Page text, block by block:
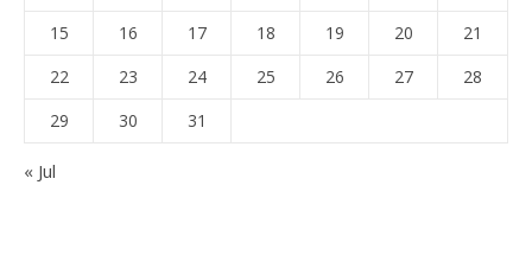
15
16 17 18 19 20
21
22
23 24 25 26 27
28
29
30 31
« Jul